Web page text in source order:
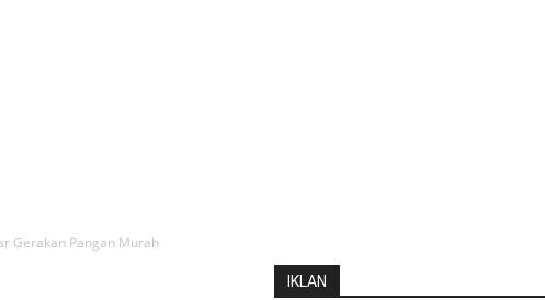
Gerakan Pangan Murah
IKLAN